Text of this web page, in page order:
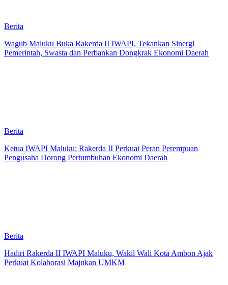
Berita
Wagub Maluku Buka Rakerda II IWAPI, Tekankan Sinergi
Pemerintah, Swasta dan Perbankan Dongkrak Ekonomi Daerah
Berita
Ketua IWAPI Maluku: Rakerda II Perkuat Peran Perempuan
Pengusaha Dorong Pertumbuhan Ekonomi Daerah
Berita
Hadiri Rakerda II IWAPI Maluku, Wakil Wali Kota Ambon Ajak
Perkuat Kolaborasi Majukan UMKM